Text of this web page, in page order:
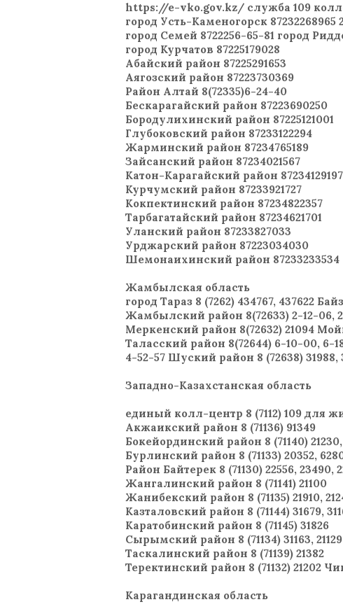
https://e-vko.gov.kz/ служба 109
город Усть-Каменогорск 87232268965
город Семей 8722256-65-81 город
город Курчатов 87225179028
Абайский район 87225291653
Аягозский район 87223730369
Район Алтай 8(72335)6-24-40
Бескарагайский район 87223690250
Бородулихинский район 87225121001
Глубоковский район 87233122294
Жарминский район 87234765189
Зайсанский район 87234021567
Катон-Карагайский район 87234129197
Курчумский район 87233921727
Кокпектинский район 87234822357
Тарбагатайский район 87234621701
Уланский район 87233827033
Урджарский район 87223034030
Шемонаихинский район 87233233534
Жамбылская область
город Тараз 8 (7262) 434767, 437622
Жамбылский район 8(72633) 2-12-06,
Меркенский район 8(72632) 21094
Таласский район 8(72644) 6-10-00, 6-
4-52-57 Шуский район 8 (72638) 31988,
Западно-Казахстанская область
единый колл-центр 8 (7112) 109 для
Акжаикский район 8 (71136) 91349
Бокейординский район 8 (71140) 21230,
Бурлинский район 8 (71133) 20352,
Район Байтерек 8 (71130) 22556, 23490,
Жангалинский район 8 (71141) 21100
Жанибекский район 8 (71135) 21910,
Казталовский район 8 (71144) 31679,
Каратобинский район 8 (71145) 31826
Сырымский район 8 (71134) 31163, 21129
Таскалинский район 8 (71139) 21382
Теректинский район 8 (71132) 21202
Карагандинская область